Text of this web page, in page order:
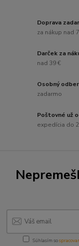
Doprava
za nákup nad
Darček za
nad 39 €
Osobný odber
zadarmo
Poštovné už
expedícia do
Súhlasím so